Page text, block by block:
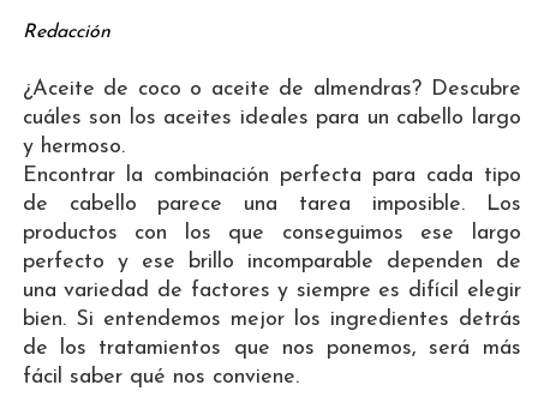
Redacción
¿Aceite de coco o aceite de almendras? Descubre
cuáles son los aceites ideales para un cabello largo
y hermoso.
Encontrar la combinación perfecta para cada tipo
de cabello parece una tarea imposible. Los
productos con los que conseguimos ese largo
perfecto y ese brillo incomparable dependen de
una variedad de factores y siempre es difícil elegir
bien. Si entendemos mejor los ingredientes detrás
de los tratamientos que nos ponemos, será más
fácil saber qué nos conviene.